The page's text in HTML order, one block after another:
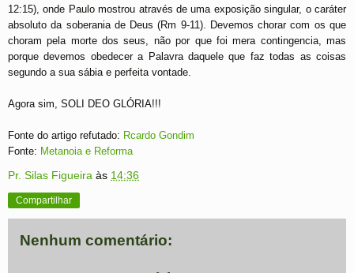
12:15), onde Paulo mostrou através de uma exposição singular, o caráter
absoluto da soberania de Deus (Rm 9-11). Devemos chorar com os que
choram pela morte dos seus, não por que foi mera contingencia, mas
porque devemos obedecer a Palavra daquele que faz todas as coisas
segundo a sua sábia e perfeita vontade.
Agora sim, SOLI DEO GLÓRIA!!!
Fonte do artigo refutado: Rcardo Gondim
Fonte: Metanoia e Reforma
Pr. Silas Figueira às 14:36
Compartilhar
Nenhum comentário: